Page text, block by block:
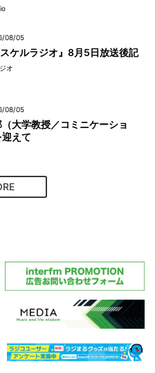
08/05
スケルラジオ』8月5日放送後記
オ
08/05
大学教授／コミニケーショ
えて